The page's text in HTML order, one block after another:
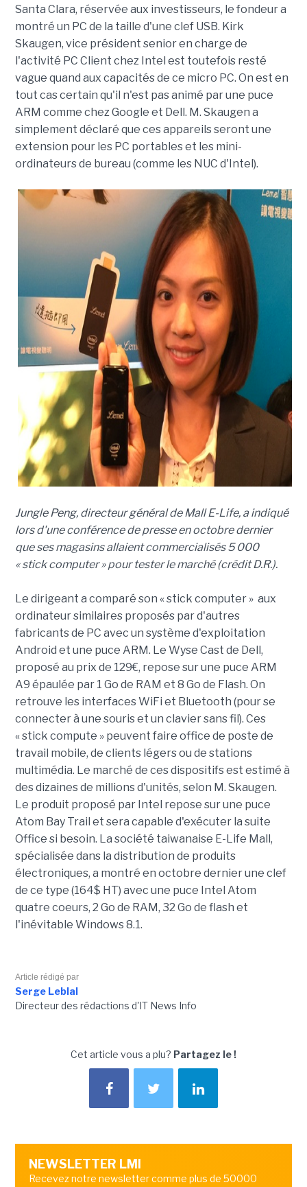
Santa Clara, réservée aux investisseurs, le fondeur a
montré un PC de la taille d'une clef USB. Kirk
Skaugen, vice président senior en charge de
l'activité PC Client chez Intel est toutefois resté
vague quand aux capacités de ce micro PC. On est en
tout cas certain qu'il n'est pas animé par une puce
ARM comme chez Google et Dell. M. Skaugen a
simplement déclaré que ces appareils seront une
extension pour les PC portables et les mini-
ordinateurs de bureau (comme les NUC d'Intel).
Jungle Peng, directeur général de Mall E-Life, a indiqué
lors d'une conférence de presse en octobre dernier
que ses magasins allaient commercialisés 5 000
« stick computer » pour tester le marché (crédit D.R.).
Le dirigeant a comparé son « stick computer » aux
ordinateur similaires proposés par d'autres
fabricants de PC avec un système d'exploitation
Android et une puce ARM. Le Wyse Cast de Dell,
proposé au prix de 129€, repose sur une puce ARM
A9 épaulée par 1 Go de RAM et 8 Go de Flash. On
retrouve les interfaces WiFi et Bluetooth (pour se
connecter à une souris et un clavier sans fil). Ces
« stick compute » peuvent faire office de poste de
travail mobile, de clients légers ou de stations
multimédia. Le marché de ces dispositifs est estimé à
des dizaines de millions d'unités, selon M. Skaugen.
Le produit proposé par Intel repose sur une puce
Atom Bay Trail et sera capable d'exécuter la suite
Office si besoin. La société taiwanaise E-Life Mall,
spécialisée dans la distribution de produits
électroniques, a montré en octobre dernier une clef
de ce type (164$ HT) avec une puce Intel Atom
quatre coeurs, 2 Go de RAM, 32 Go de flash et
l'inévitable Windows 8.1.
Article rédigé par
Serge Leblal
Directeur des rédactions d'IT News Info
Cet article vous a plu? Partagez le !
NEWSLETTER LMI
Recevez notre newsletter comme plus de 50000